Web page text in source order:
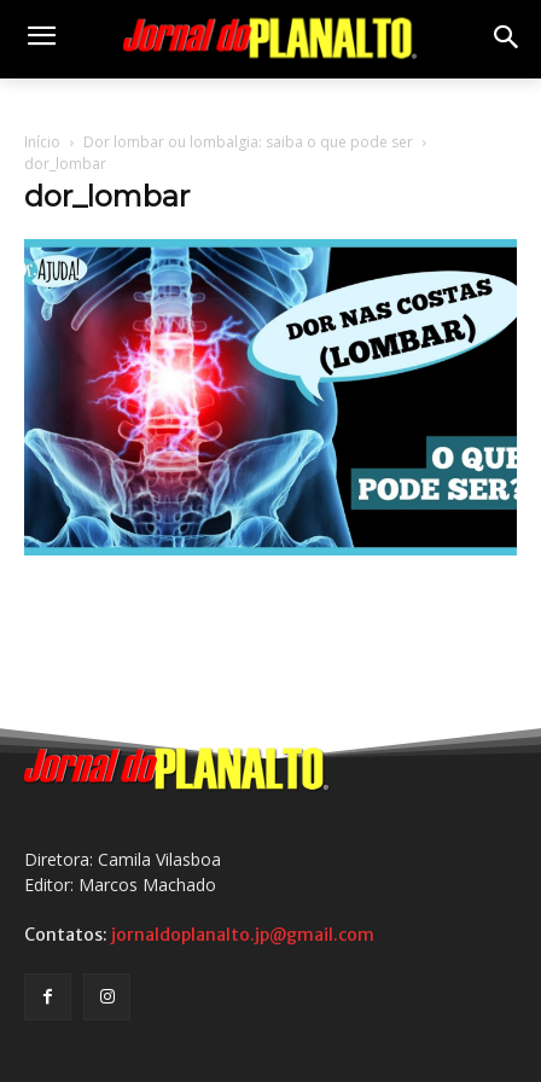
Início
Dor lombar ou lombalgia: saiba o que pode ser
dor_lombar
dor_lombar
Diretora: Camila Vilasboa
Editor: Marcos Machado
Contatos: jornaldoplanalto.jp@gmail.com